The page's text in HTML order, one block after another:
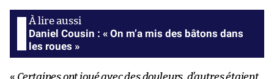
Daniel Cousin : « On m’a mis des bâtons dans
les roues »